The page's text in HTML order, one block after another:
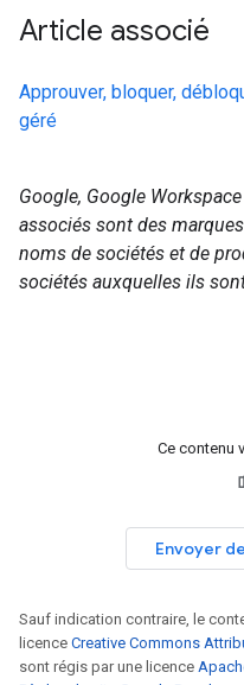
Article associé
Approuver, bloquer,
géré
Google, Google
associés sont des
noms de sociétés et de
sociétés auxquelles ils
Ce contenu
Envoyer
Sauf indication contraire, le
licence Creative Commons
sont régis par une licence